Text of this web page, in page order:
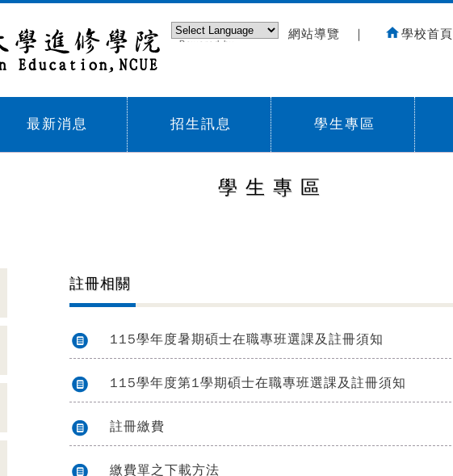
Powered by
網站導覽 ｜ 學校首頁
最新消息 招生訊息 學生專區
學生專區
註冊相關
115學年度暑期碩士在職專班選課及註冊須知
115學年度第1學期碩士在職專班選課及註冊須知
註冊繳費
繳費單之下載方法